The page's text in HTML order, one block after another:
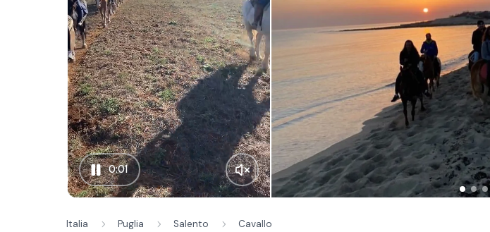
0:00
Italia Puglia Salento Cavallo